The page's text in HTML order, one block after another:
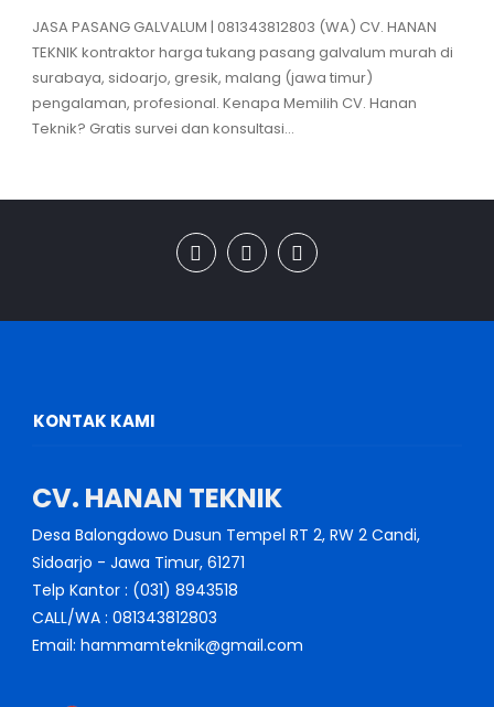
JASA PASANG GALVALUM | 081343812803 (WA) CV. HANAN
TEKNIK kontraktor harga tukang pasang galvalum murah di
surabaya, sidoarjo, gresik, malang (jawa timur)
pengalaman, profesional. Kenapa Memilih CV. Hanan
Teknik? Gratis survei dan konsultasi...
KONTAK KAMI
CV. HANAN TEKNIK
Desa Balongdowo Dusun Tempel RT 2, RW 2 Candi,
Sidoarjo - Jawa Timur, 61271
Telp Kantor : (031) 8943518
CALL/WA : 081343812803
Email: hammamteknik@gmail.com